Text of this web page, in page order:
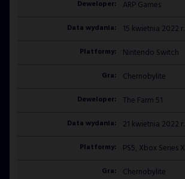
ARP Games
15 kwietnia 2022 r.
Nintendo Switch
Chernobylite
The Farm 51
21 kwietnia 2022 r.
PS5, Xbox Series X
Chernobylite